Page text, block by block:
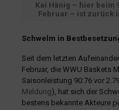
Kai Hänig – hier beim
Februar – ist zurück
Schwelm in
Seit dem letzten
Februar, die WWU Baskets
Saisonleistung 90:76 vor
Meldung), hat sich der
bestens bekannte Akteure